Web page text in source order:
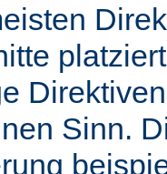
Sinn.